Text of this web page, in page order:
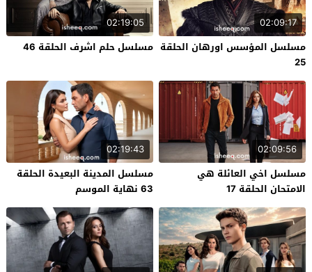
02:09:17
مسلسل المؤسس اورهان الحلقة
25
02:19:05
مسلسل حلم اشرف الحلقة 46
02:09:56
مسلسل اخي العائلة هي
الامتحان الحلقة 17
02:19:43
مسلسل المدينة البعيدة الحلقة
63 نهاية الموسم